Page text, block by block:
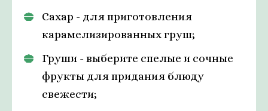
Сахар - для приготовления
карамелизированных груш;
Груши - выберите спелые и сочные
фрукты для придания блюду
свежести;